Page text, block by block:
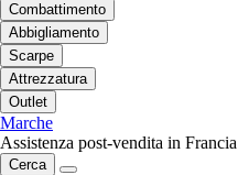
Combattimento
Abbigliamento
Scarpe
Attrezzatura
Outlet
Marche
Assistenza post-vendita in Francia
Cerca